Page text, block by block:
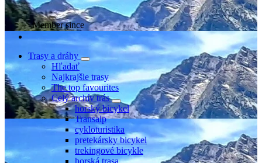
Member since
Trasy a dráhy
Hľadať
Najkrajšie trasy
The top favourites
Celý archív trás
horský bicykel
Transalp
cykloturistika
pretekársky bicykel
trekingové bicykle
horská trasa